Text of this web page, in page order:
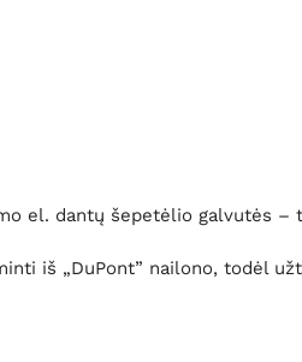
el. dantų šepetėlio galvutės –
iš „DuPont” nailono, todėl